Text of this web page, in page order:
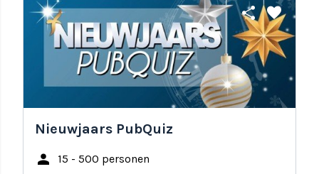
share favorite
Nieuwjaars PubQuiz
person 15 - 500 personen